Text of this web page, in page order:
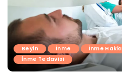
Beyin İnme
İnme
İnme Tedavisi